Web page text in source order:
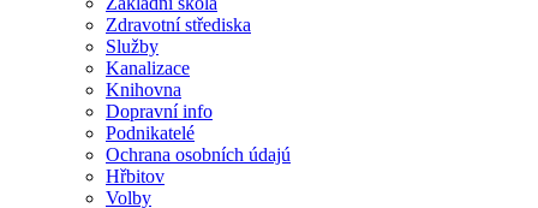
Zdravotní střediska
Služby
Kanalizace
Knihovna
Dopravní info
Podnikatelé
Ochrana osobních údajú
Hřbitov
Volby